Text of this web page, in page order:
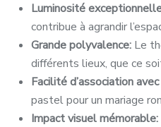
Luminosité
contribue à agrandir
Grande polyvalence: Le
différents lieux, que ce
Facilité d’association
pastel pour un mariage
Impact visuel mémorable: